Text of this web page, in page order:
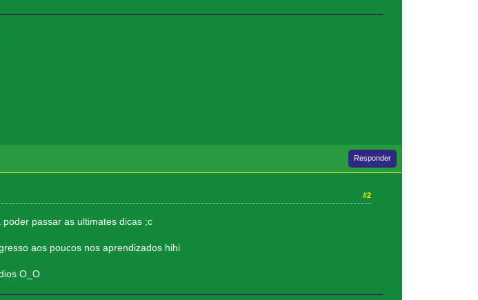
Responder
#2
passar as ultimates dicas ;c
aos poucos nos aprendizados hihi
O_O